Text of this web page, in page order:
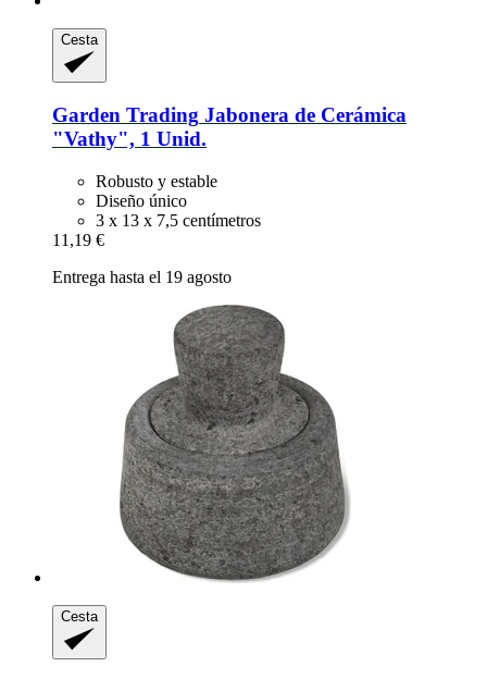
Cesta
Garden Trading Jabonera de Cerámica
"Vathy", 1 Unid.
Robusto y estable
Diseño único
3 x 13 x 7,5 centímetros
11,19 €
Entrega hasta el 19 agosto
Cesta